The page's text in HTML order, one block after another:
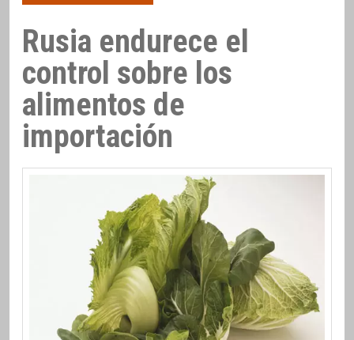
Rusia endurece el
control sobre los
alimentos de
importación